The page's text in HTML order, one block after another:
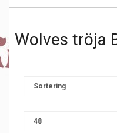
Wolves tröja